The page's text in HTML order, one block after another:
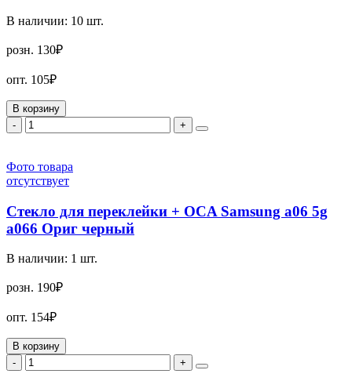
В наличии: 10 шт.
розн. 130₽
опт. 105₽
В корзину
-
+
Фото товара
отсутствует
Стекло для переклейки + OCA Samsung a06 5g
a066 Ориг черный
В наличии: 1 шт.
розн. 190₽
опт. 154₽
В корзину
-
+